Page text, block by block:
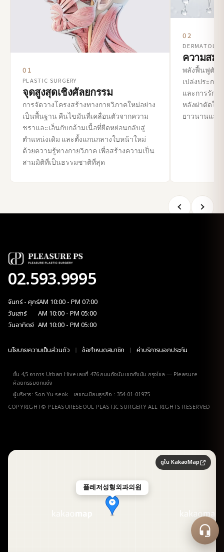
01
PLASTIC SURGERY
จุดสูงสุดเชิงศัลยกรรม
การจัดวางโครงสร้างทางกายวิภาคใหม่อย่าง
เป็นพื้นฐาน คืนไขมันที่เคลื่อนตัวจากความ
ชราและเอ็นกับกล้ามเนื้อที่ยืดหย่อนกลับสู่
ตำแหน่งเดิม และตั้งแกนกลางใบหน้าใหม่
ด้วยความรู้ทางกายวิภาค เพื่อสร้างความเป็น
สามมิติที่เป็นธรรมชาติที่สุด
02
ความสม
พลังฟื้นฟูตัวเ
เปล่งประกา
และการรักษ
หลังผ่าตัดให้
ยาวนานและ
02.593.9995
จันทร์ - ศุกร์AM 10:00 - PM 07:00
วันเสาร์
AM 10:00 - PM 05:00
วันอาทิตย์ AM 10:00 - PM 05:00
นโยบายความเป็นส่วนตัว ข้อกำหนดสมาชิก ค่าบริการนอกประกัน
ชั้น 4,5 อาคาร Urban Hive เลขที่ 476 ถนนคังนัม เขตคังนัม กรุงโซล — Pleasure
ศัลยกรรมตกแต่ง
ผู้บริหาร: Son Yu-seok เลขทะเบียนธุรกิจ : 354-01-01975
COPYRIGHT© PLEASURESEOUL PLASTIC SURGERY ALL RIGHTS RESERVED
플레저성형외과의원
ดูใน KakaoMap